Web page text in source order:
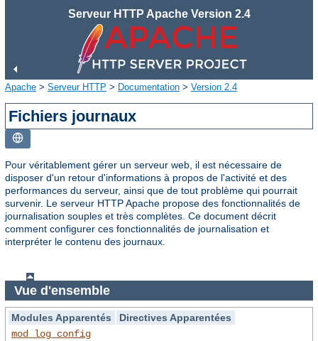
Serveur HTTP Apache Version 2.4
Apache > Serveur HTTP > Documentation > Version 2.4
Fichiers journaux
Pour véritablement gérer un serveur web, il est nécessaire de
disposer d'un retour d'informations à propos de l'activité et des
performances du serveur, ainsi que de tout problème qui pourrait
survenir. Le serveur HTTP Apache propose des fonctionnalités de
journalisation souples et très complètes. Ce document décrit
comment configurer ces fonctionnalités de journalisation et
interpréter le contenu des journaux.
Vue d'ensemble
Modules Apparentés
Directives Apparentées
mod_log_config